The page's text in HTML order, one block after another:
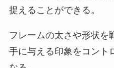
捉えることができる。
フレームの太さや形状を
手に与える印象をコント